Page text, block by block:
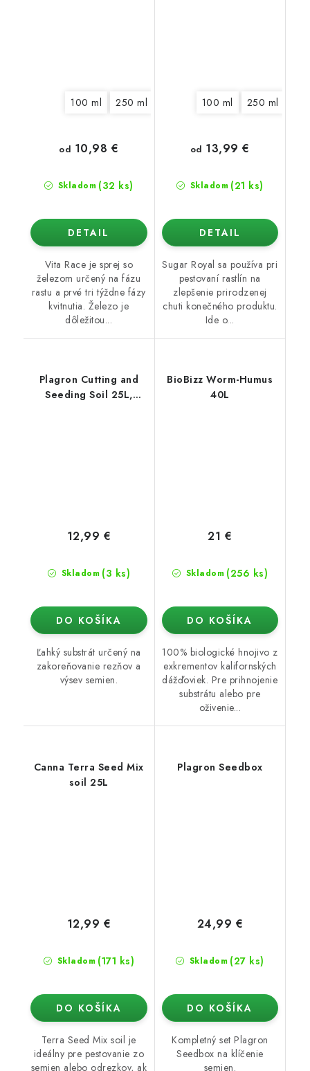
100 ml 250 ml
Skladom (32 ks)
od 10,98 €
DETAIL
Vita Race je sprej so
železom určený na fázu
rastu a prvé tri týždne fázy
kvitnutia. Železo je
dôležitou...
100 ml 250 ml
Skladom (21 ks)
od 13,99 €
DETAIL
Sugar Royal sa používa pri
pestovaní rastlín na
zlepšenie prirodzenej
chuti konečného produktu.
Ide o...
Plagron Cutting and
Seeding Soil 25L,
Skladom (3 ks)
12,99 €
DO KOŠÍKA
Ľahký substrát určený na
zakoreňovanie rezňov a
výsev semien.
BioBizz Worm-Humus
40L
Skladom (256 ks)
21 €
DO KOŠÍKA
100% biologické hnojivo z
exkrementov kalifornských
dážďoviek. Pre prihnojenie
substrátu alebo pre
oživenie...
Canna Terra Seed Mix
soil 25L
Skladom (171 ks)
12,99 €
DO KOŠÍKA
Terra Seed Mix soil je
ideálny pre pestovanie zo
semien alebo odrezkov, ak
Plagron Seedbox
Skladom (27 ks)
24,99 €
DO KOŠÍKA
Kompletný set Plagron
Seedbox na klíčenie
semien.